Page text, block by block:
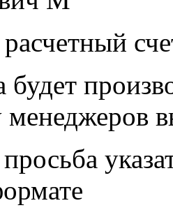
будет
менеджеров